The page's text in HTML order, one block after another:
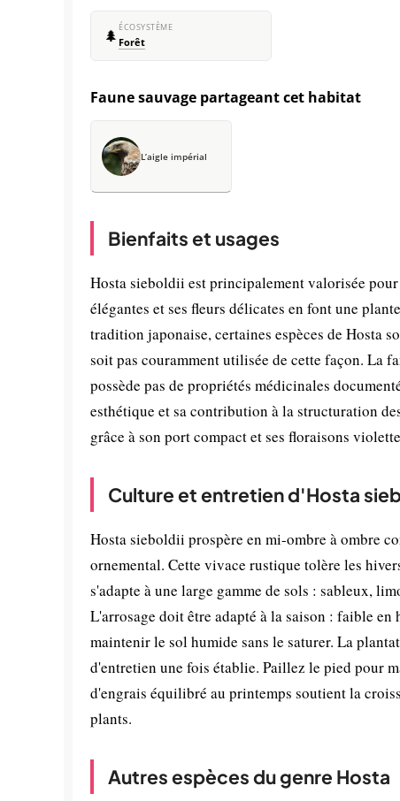
🌲 ÉCOSYSTÈME
Forêt
Faune sauvage partageant cet habitat
L’aigle impérial
Bienfaits et usages
Hosta sieboldii est principalement valorisée
élégantes et ses fleurs délicates en font une
tradition japonaise, certaines espèces de Hosta
soit pas couramment utilisée de cette façon. La
possède pas de propriétés médicinales
esthétique et sa contribution à la structuration
grâce à son port compact et ses floraisons
Culture et entretien d'Hosta
Hosta sieboldii prospère en mi-ombre à ombre
ornemental. Cette vivace rustique tolère les
s'adapte à une large gamme de sols : sableux,
L'arrosage doit être adapté à la saison : faible
maintenir le sol humide sans le saturer. La
d'entretien une fois établie. Paillez le pied pour
d'engrais équilibré au printemps soutient la
plants.
Autres espèces du genre Hosta